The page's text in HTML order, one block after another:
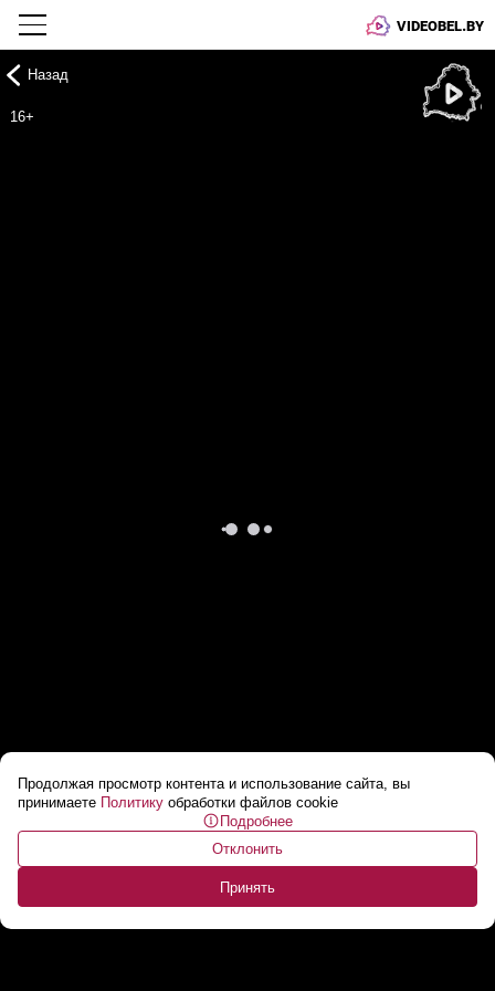
VIDEOBEL.BY
Продолжая просмотр контента и использование сайта, вы
принимаете Политику обработки файлов cookie
Подробнее
Отклонить
Принять
Назад
16+
Саммит G7 в Италии назвали сборищем
«хромых уток»...